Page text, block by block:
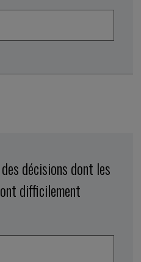
décisions dont les
difficilement